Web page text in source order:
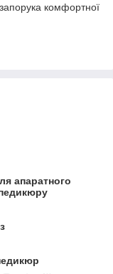
комфортної
апаратного